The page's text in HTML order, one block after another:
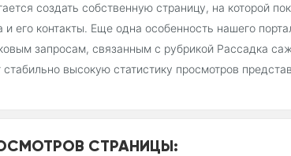
создать собственную страницу, на которой
и его контакты. Еще одна особенность нашего
запросам, связанным с рубрикой Рассадка
высокую статистику просмотров
СТРАНИЦЫ: